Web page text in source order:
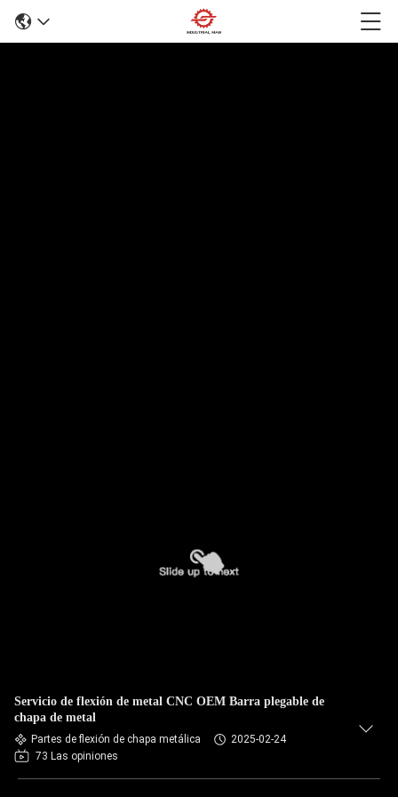
Servicio de flexión de metal CNC OEM Barra plegable de
chapa de metal
Partes de flexión de chapa metálica
2025-02-24
73 Las opiniones